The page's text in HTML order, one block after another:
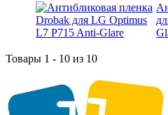
Товары 1 - 10 из 10